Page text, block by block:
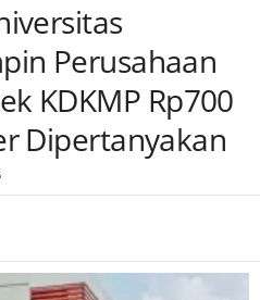
Perusahaan
KDKMP Rp700
Dipertanyakan